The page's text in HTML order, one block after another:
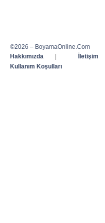
©2026 – BoyamaOnline.Com
Hakkımızda
| İletişim
Kullanım Koşulları